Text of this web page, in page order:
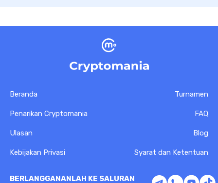
Beranda Turnamen
Penarikan Cryptomania FAQ
Ulasan Blog
Kebijakan Privasi Syarat dan Ketentuan
BERLANGGANANLAH KE SALURAN